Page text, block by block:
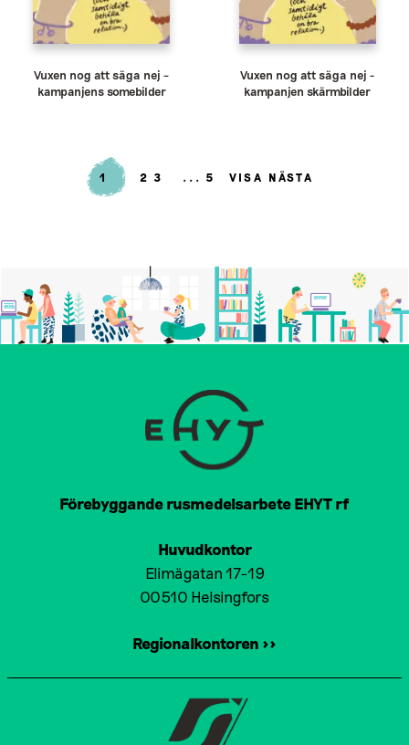
Vuxen nog att säga nej –
kampanjens somebilder
Vuxen nog att säga nej -
kampanjen skärmbilder
1 2 3 5 VISA NÄSTA
Förebyggande rusmedelsarbete EHYT rf
Huvudkontor
Elimägatan 17-19
00510 Helsingfors
Regionalkontoren >>